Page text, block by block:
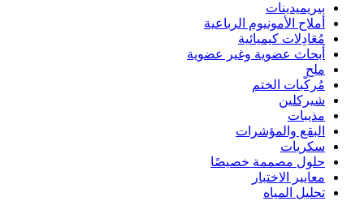
بيريميدينات
أملاح الأمونيوم الرباعية
مُعَادِلات كيميائية
أبحاث عضوية وغير عضوية
ملح
مُركّبات الختم
شيركلين
مذيبات
البقع والمؤشرات
سكريات
حلول مصممة خصيصًا
معايير الاختبار
تحليل المياه